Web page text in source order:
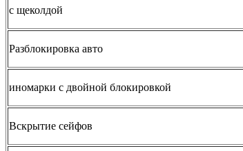
с щеколдой
Разблокировка авто
иномарки с двойной блокировкой
Вскрытие сейфов